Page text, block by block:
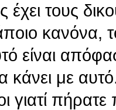
έχει τους
κανόνα,
είναι
κάνει με
γιατί